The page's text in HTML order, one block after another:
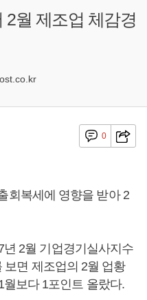
2월 제조업 체감경
0
회복세에 영향을 받아 2
년 2월 기업경기실사지수
보면 제조업의 2월 업황
보다 1포인트 올랐다.